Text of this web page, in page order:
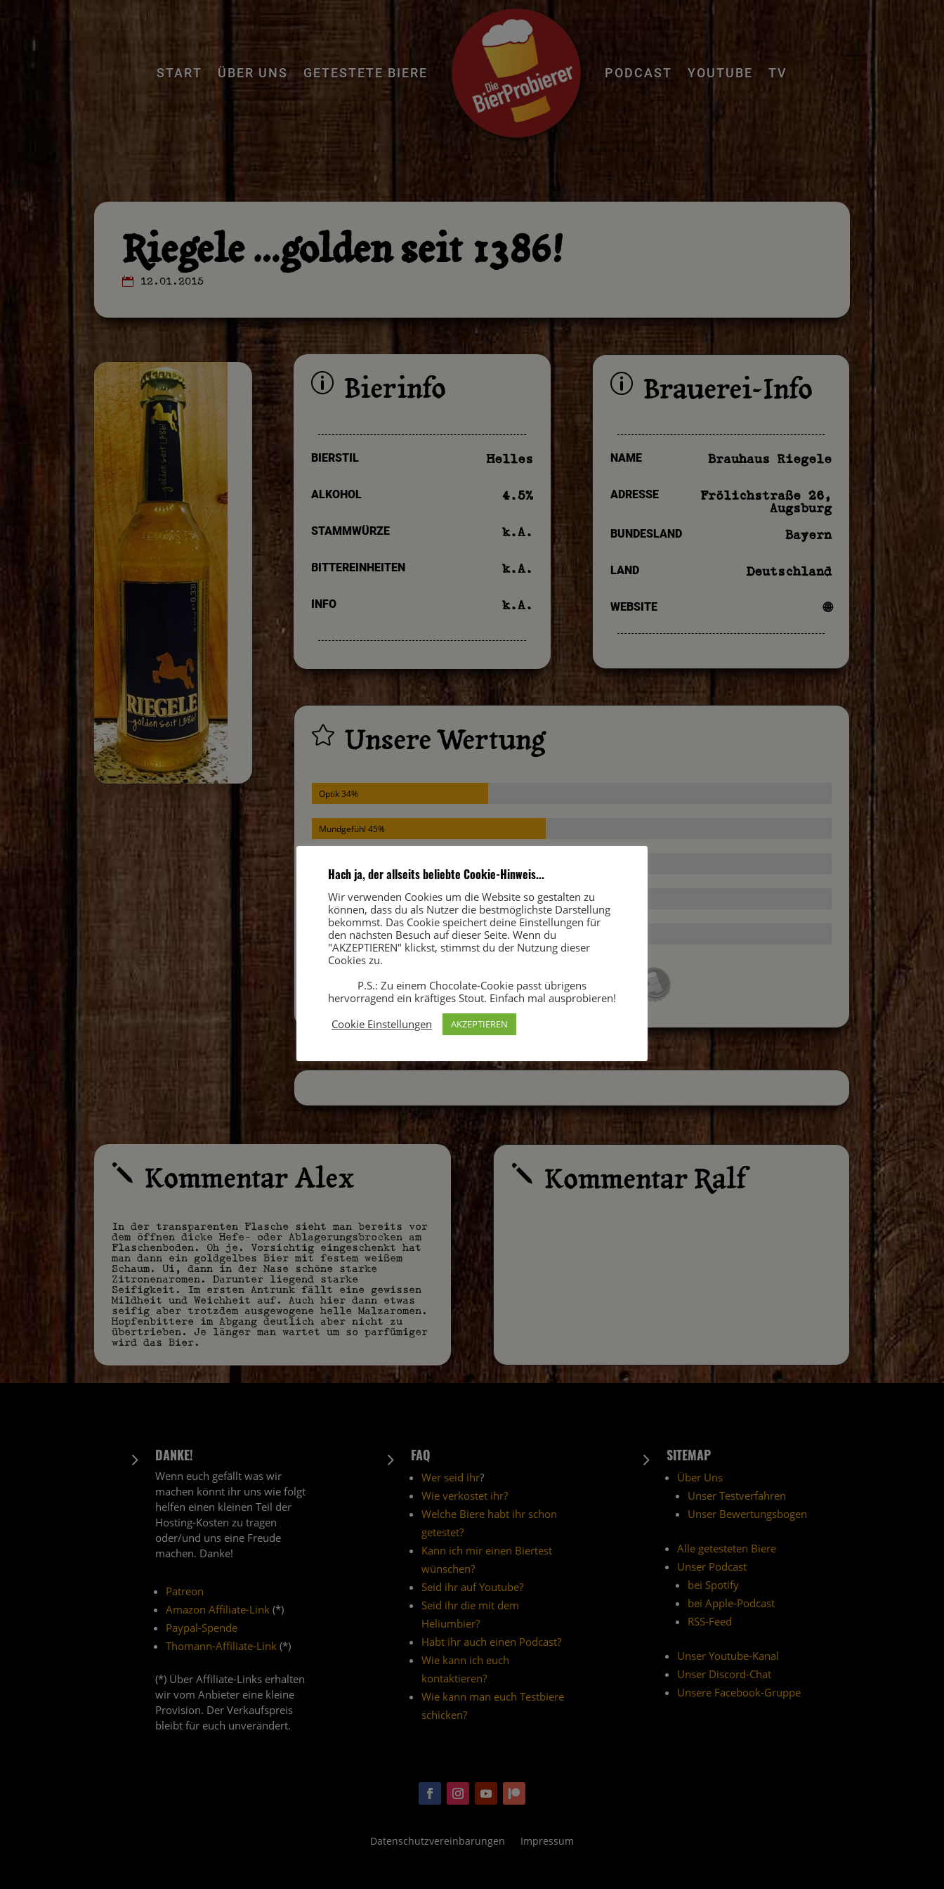
START ÜBER UNS GETESTETE BIERE PODCAST YOUTUBE TV
Riegele …golden seit 1386!
12.01.2015
p Bierinfo
BIERSTIL Helles
ALKOHOL 4.5%
STAMMWÜRZE k.A.
BITTEREINHEITEN k.A.
INFO k.A.
p Brauerei-Info
NAME Brauhaus Riegele
ADRESSE
Frölichstraße 26,
Augsburg
BUNDESLAND Bayern
LAND Deutschland
WEBSITE 🌐
 Unsere Wertung
Optik 34%
Mundgefühl 45%
Abgang 60%
Gesamteindruck 56%
j Kommentar Alex
In der transparenten Flasche sieht man bereits vor
dem öffnen dicke Hefe- oder Ablagerungsbrocken am
Flaschenboden. Oh je. Vorsichtig eingeschenkt hat
man dann ein goldgelbes Bier mit festem weißem
Schaum. Ui, dann in der Nase schöne starke
Zitronenaromen. Darunter liegend starke
Seifigkeit. Im ersten Antrunk fällt eine gewissen
Mildheit und Weichheit auf. Auch hier dann etwas
seifig aber trotzdem ausgewogene helle Malzaromen.
Hopfenbittere im Abgang deutlich aber nicht zu
übertrieben. Je länger man wartet um so parfümiger
wird das Bier.
j Kommentar Ralf
5 DANKE!
Wenn euch gefällt was wir
machen könnt ihr uns wie folgt
helfen einen kleinen Teil der
Hosting-Kosten zu tragen
oder/und uns eine Freude
machen. Danke!
Patreon
Amazon Affiliate-Link (*)
Paypal-Spende
Thomann-Affiliate-Link (*)
(*) Über Affiliate-Links erhalten
wir vom Anbieter eine kleine
Provision. Der Verkaufspreis
bleibt für euch unverändert.
5 FAQ
Wer seid ihr?
Wie verkostet ihr?
Welche Biere habt ihr schon
getestet?
Kann ich mir einen Biertest
wünschen?
Seid ihr auf Youtube?
Seid ihr die mit dem
Heliumbier?
Habt ihr auch einen Podcast?
Wie kann ich euch
kontaktieren?
Wie kann man euch Testbiere
schicken?
5 SITEMAP
Über Uns
Unser Testverfahren
Unser Bewertungsbogen
Alle getesteten Biere
Unser Podcast
bei Spotify
bei Apple-Podcast
RSS-Feed
Unser Youtube-Kanal
Unser Discord-Chat
Unsere Facebook-Gruppe
Datenschutzvereinbarungen Impressum
Hach ja, der allseits beliebte Cookie-Hinweis...
Wir verwenden Cookies um die Website so gestalten zu
können, dass du als Nutzer die bestmöglichste Darstellung
bekommst. Das Cookie speichert deine Einstellungen für
den nächsten Besuch auf dieser Seite. Wenn du
"AKZEPTIEREN" klickst, stimmst du der Nutzung dieser
Cookies zu.
P.S.: Zu einem Chocolate-Cookie passt übrigens
hervorragend ein kräftiges Stout. Einfach mal ausprobieren!
Cookie Einstellungen
AKZEPTIEREN